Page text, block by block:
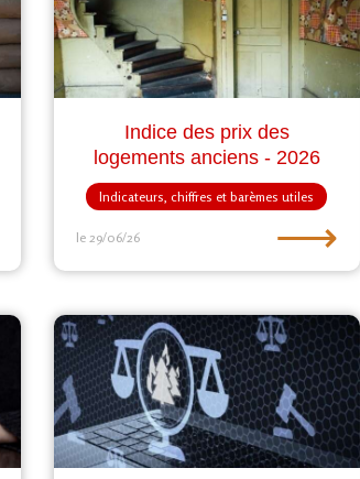
Indice des prix des
logements anciens - 2026
Indicateurs, chiffres et barèmes utiles
le 29/06/26 ⟶